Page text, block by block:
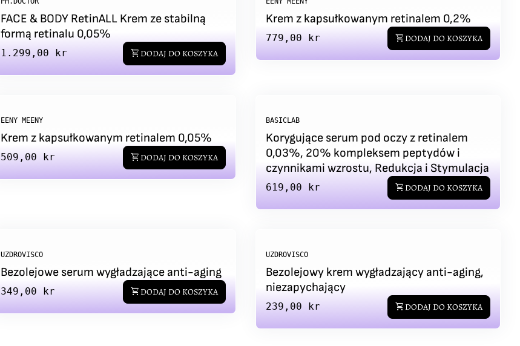
FACE & BODY RetinALL Krem ze stabilną
formą retinalu 0,05%
Regular price
1.299,00 kr shopping_cart DODAJ DO KOSZYKA
Krem z kapsułkowanym retinalem 0,2%
Regular price
779,00 kr shopping_cart DODAJ DO KOSZYKA
EENY MEENY
Krem z kapsułkowanym retinalem 0,05%
Regular price
509,00 kr shopping_cart DODAJ DO KOSZYKA
BASICLAB
Korygujące serum pod oczy z retinalem
0,03%, 20% kompleksem peptydów i
czynnikami wzrostu, Redukcja i Stymulacja
Regular price
619,00 kr shopping_cart DODAJ DO KOSZYKA
UZDROVISCO
Bezolejowe serum wygładzające anti-aging
Regular price
349,00 kr shopping_cart DODAJ DO KOSZYKA
UZDROVISCO
Bezolejowy krem wygładzający anti-aging,
niezapychający
Regular price
239,00 kr shopping_cart DODAJ DO KOSZYKA